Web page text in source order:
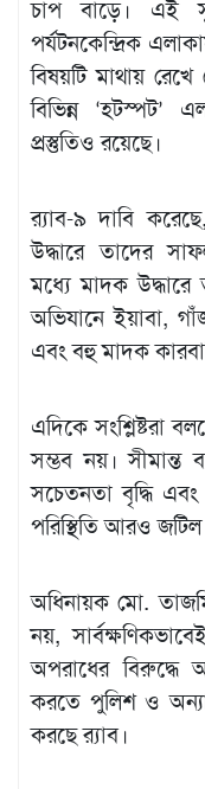
চাপ বাড়ে। এই
পর্যটনকেন্দ্রিক
বিষয়টি মাথায়
বিভিন্ন ‘হটস্পট’
প্রস্তুতিও রয়েছে।
র‌্যাব-৯ দাবি
উদ্ধারে তাদের
মধ্যে মাদক উদ্ধারে
অভিযানে ইয়াবা,
এবং বহু মাদক
এদিকে সংশ্লিষ্টরা
সম্ভব নয়। সীমান্ত
সচেতনতা বৃদ্ধি
পরিস্থিতি আরও
অধিনায়ক মো.
নয়,
অপরাধের বিরুদ্ধে
করতে পুলিশ ও
করছে র‌্যাব।